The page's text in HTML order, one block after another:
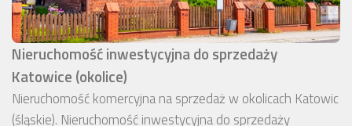
Nieruchomość inwestycyjna do sprzedaży
Katowice (okolice)
Nieruchomość komercyjna na sprzedaż w okolicach Katowic
(śląskie). Nieruchomość inwestycyjna do sprzedaży